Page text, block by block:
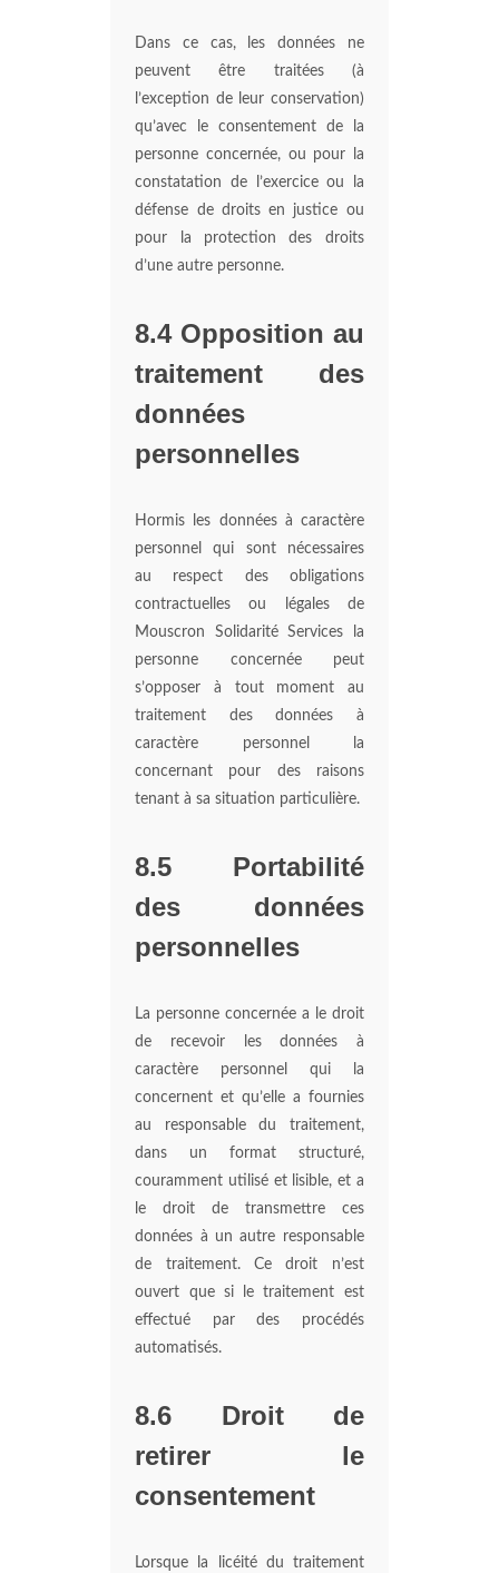
Dans ce cas, les données ne
peuvent être traitées (à
l’exception de leur conservation)
qu’avec le consentement de la
personne concernée, ou pour la
constatation de l’exercice ou la
défense de droits en justice ou
pour la protection des droits
d’une autre personne.
8.4 Opposition au
traitement des
données
personnelles
Hormis les données à caractère
personnel qui sont nécessaires
au respect des obligations
contractuelles ou légales de
Mouscron Solidarité Services la
personne concernée peut
s’opposer à tout moment au
traitement des données à
caractère personnel la
concernant pour des raisons
tenant à sa situation particulière.
8.5 Portabilité
des données
personnelles
La personne concernée a le droit
de recevoir les données à
caractère personnel qui la
concernent et qu’elle a fournies
au responsable du traitement,
dans un format structuré,
couramment utilisé et lisible, et a
le droit de transmettre ces
données à un autre responsable
de traitement. Ce droit n’est
ouvert que si le traitement est
effectué par des procédés
automatisés.
8.6 Droit de
retirer le
consentement
Lorsque la licéité du traitement